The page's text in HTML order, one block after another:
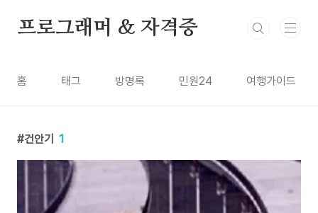
프로그래머 & 자격증
홈 태그 방명록 민원24 여행가이드
건안기 1